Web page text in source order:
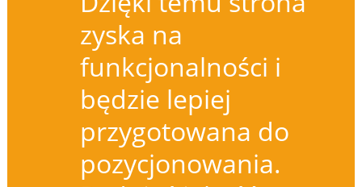
zyska na
funkcjonalności i
będzie lepiej
przygotowana do
pozycjonowania.